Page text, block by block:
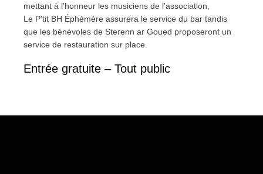
mettant à l'honneur les musiciens de l'association,
Le P'tit BH Éphémère assurera le service du bar tandis
que les bénévoles de Sterenn ar Goued proposeront un
service de restauration sur place.
Entrée gratuite – Tout public